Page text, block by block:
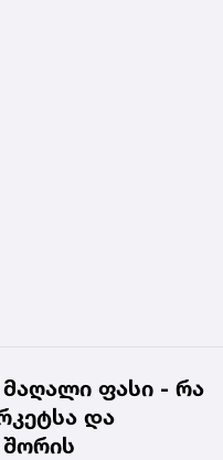
ფასი - რა
და